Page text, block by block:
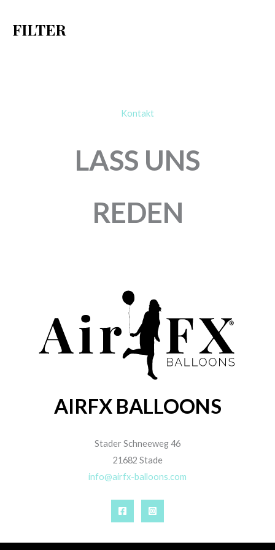
FILTER
Kontakt
LASS UNS
REDEN
AIRFX BALLOONS
Stader Schneeweg 46
21682 Stade
info@airfx-balloons.com